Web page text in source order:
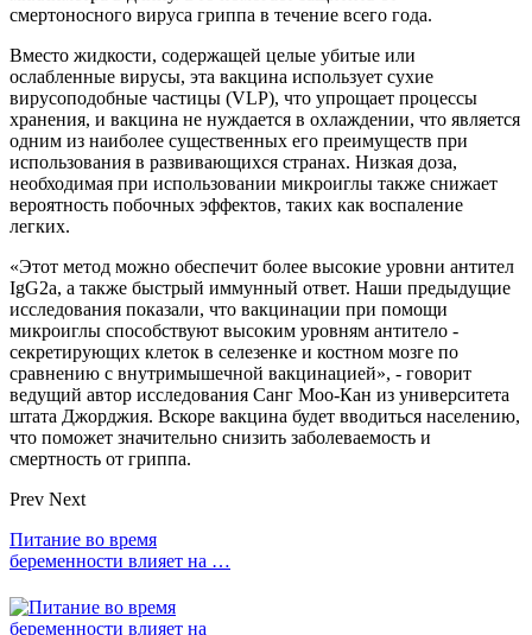
смертоносного вируса гриппа в течение всего года.
Вместо жидкости, содержащей целые убитые или
ослабленные вирусы, эта вакцина использует сухие
вирусоподобные частицы (VLP), что упрощает процессы
хранения, и вакцина не нуждается в охлаждении, что является
одним из наиболее существенных его преимуществ при
использования в развивающихся странах. Низкая доза,
необходимая при использовании микроиглы также снижает
вероятность побочных эффектов, таких как воспаление
легких.
«Этот метод можно обеспечит более высокие уровни антител
IgG2a, а также быстрый иммунный ответ. Наши предыдущие
исследования показали, что вакцинации при помощи
микроиглы способствуют высоким уровням антитело -
секретирующих клеток в селезенке и костном мозге по
сравнению с внутримышечной вакцинацией», - говорит
ведущий автор исследования Санг Moo-Кан из университета
штата Джорджия. Вскоре вакцина будет вводиться населению,
что поможет значительно снизить заболеваемость и
смертность от гриппа.
Prev Next
Питание во время
беременности влияет на …